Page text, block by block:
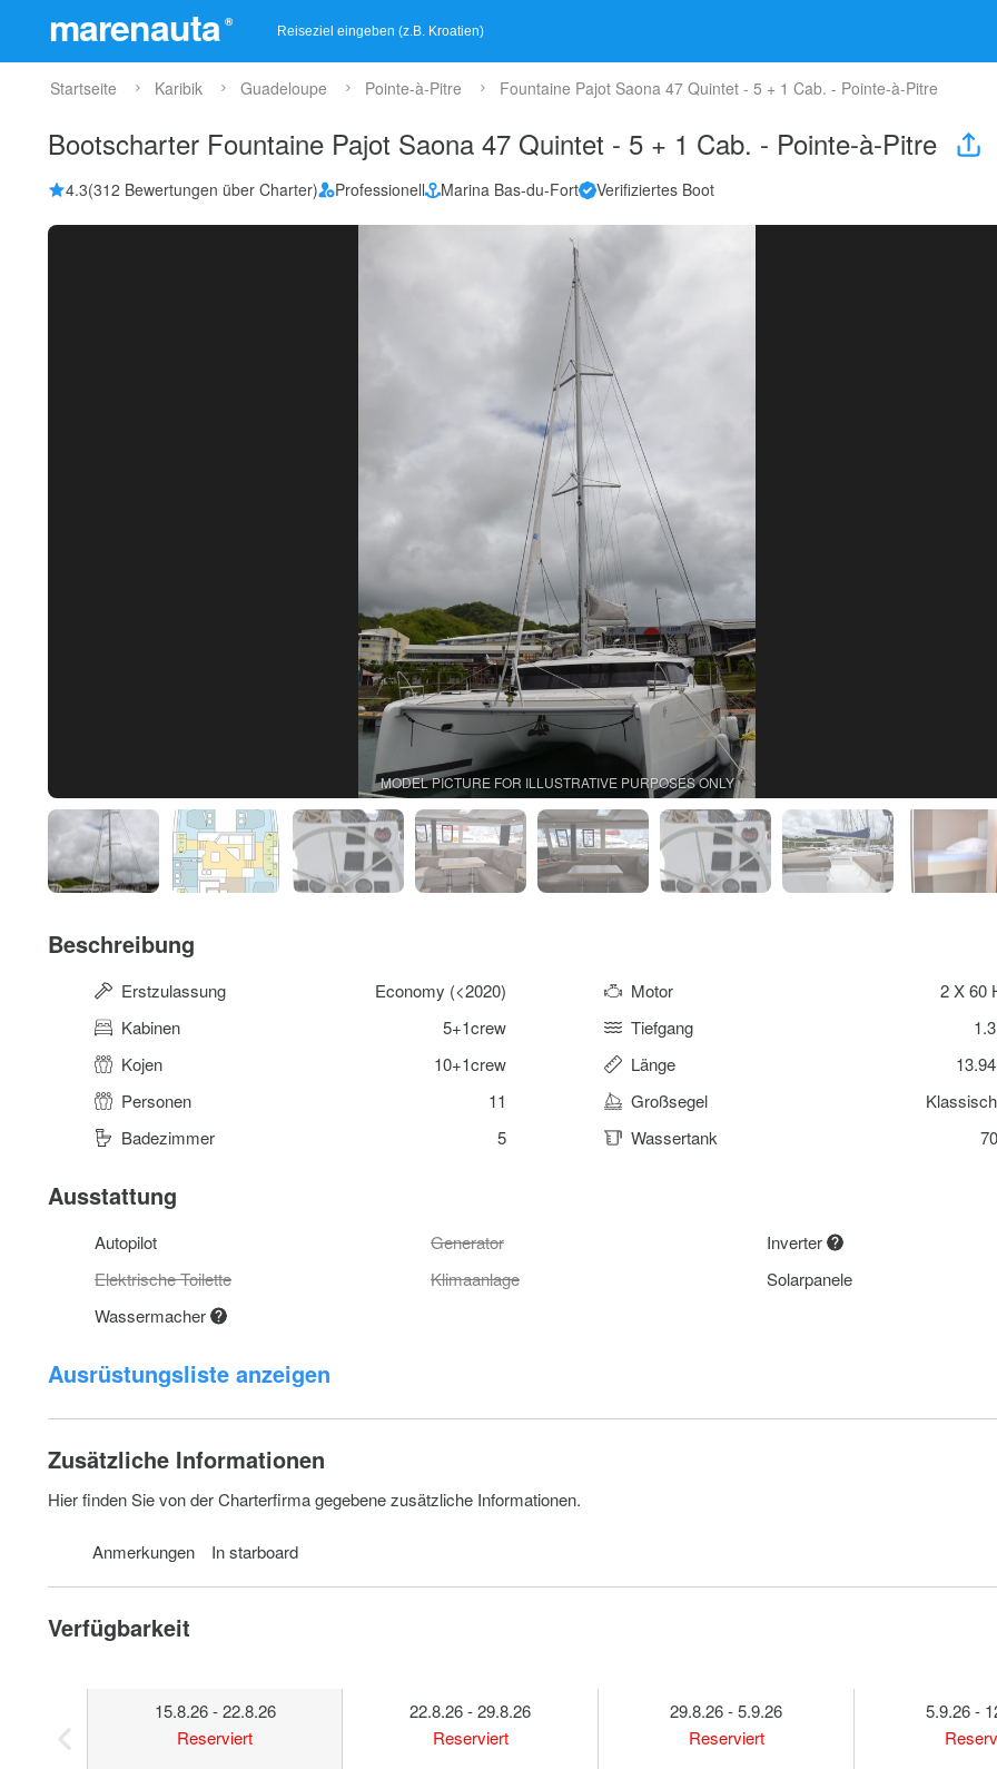
marenauta ®
Startseite Karibik Guadeloupe Pointe-à-Pitre Fountaine Pajot Saona 47 Quintet - 5 + 1 Cab. - Pointe-à-Pitre
Bootscharter Fountaine Pajot Saona 47 Quintet - 5 + 1 Cab. - Pointe-à-Pitre
4.3(312 Bewertungen über Charter) Professionell Marina Bas-du-Fort Verifiziertes Boot
MODEL PICTURE FOR ILLUSTRATIVE PURPOSES ONLY
Beschreibung
Erstzulassung Economy (<2020) Motor
2 X 60
Kabinen
5+1crew Tiefgang
Kojen
10+1crew Länge
Personen
11 Großsegel
Badezimmer
5 Wassertank
Ausstattung
Autopilot Generator
Inverter
Elektrische Toilette
Klimaanlage
Solarpanele
Wassermacher
Ausrüstungsliste anzeigen
Zusätzliche Informationen
Hier finden Sie von der Charterfirma gegebene zusätzliche Informationen.
Anmerkungen In starboard
Verfügbarkeit
15.8.26 - 22.8.26
Reserviert
22.8.26 - 29.8.26
Reserviert
29.8.26 - 5.9.26
Reserviert
5.9.26 -